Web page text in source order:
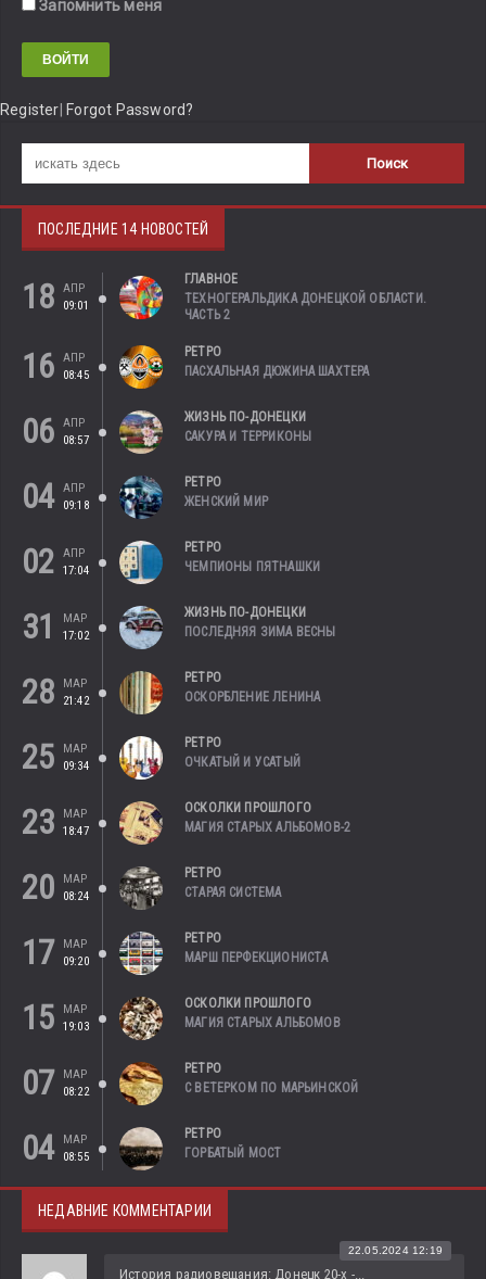
Запомнить меня
Register Forgot Password?
ПОСЛЕДНИЕ 14 НОВОСТЕЙ
18
АПР
09:01
ГЛАВНОЕ
ТЕХНОГЕРАЛЬДИКА ДОНЕЦКОЙ ОБЛАСТИ.
ЧАСТЬ 2
16
АПР
08:45
РЕТРО
ПАСХАЛЬНАЯ ДЮЖИНА ШАХТЕРА
06
АПР
08:57
ЖИЗНЬ ПО-ДОНЕЦКИ
САКУРА И ТЕРРИКОНЫ
04 АПР
09:18
РЕТРО
ЖЕНСКИЙ МИР
02
АПР
17:04
РЕТРО
ЧЕМПИОНЫ ПЯТНАШКИ
31
МАР
17:02
ЖИЗНЬ ПО-ДОНЕЦКИ
ПОСЛЕДНЯЯ ЗИМА ВЕСНЫ
28
МАР
21:42
РЕТРО
ОСКОРБЛЕНИЕ ЛЕНИНА
25
МАР
09:34
РЕТРО
ОЧКАТЫЙ И УСАТЫЙ
23
МАР
18:47
ОСКОЛКИ ПРОШЛОГО
МАГИЯ СТАРЫХ АЛЬБОМОВ-2
20
МАР
08:24
РЕТРО
СТАРАЯ СИСТЕМА
17
МАР
09:20
РЕТРО
МАРШ ПЕРФЕКЦИОНИСТА
15
МАР
19:03
ОСКОЛКИ ПРОШЛОГО
МАГИЯ СТАРЫХ АЛЬБОМОВ
07
МАР
08:22
РЕТРО
С ВЕТЕРКОМ ПО МАРЬИНСКОЙ
04
МАР
08:55
РЕТРО
ГОРБАТЫЙ МОСТ
НЕДАВНИЕ КОММЕНТАРИИ
История радиовещания: Донецк 20-х -...
22.05.2024 12:19